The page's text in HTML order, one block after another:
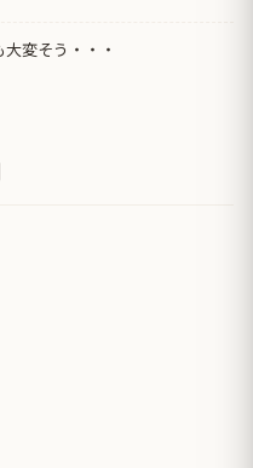
変そう・・・